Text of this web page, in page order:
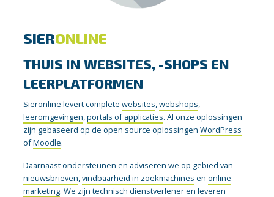
SIERONLINE
THUIS IN WEBSITES, -SHOPS EN
LEERPLATFORMEN
Sieronline levert completewebsites,webshops,
leeromgevingen,portals of applicaties. Al onze oplossingen
zijn gebaseerd op de open source oplossingenWordPress
ofMoodle.
Daarnaast ondersteunen en adviseren we op gebied van
nieuwsbrieven,vindbaarheid in zoekmachines enonline
marketing. We zijn technisch dienstverlener en leveren